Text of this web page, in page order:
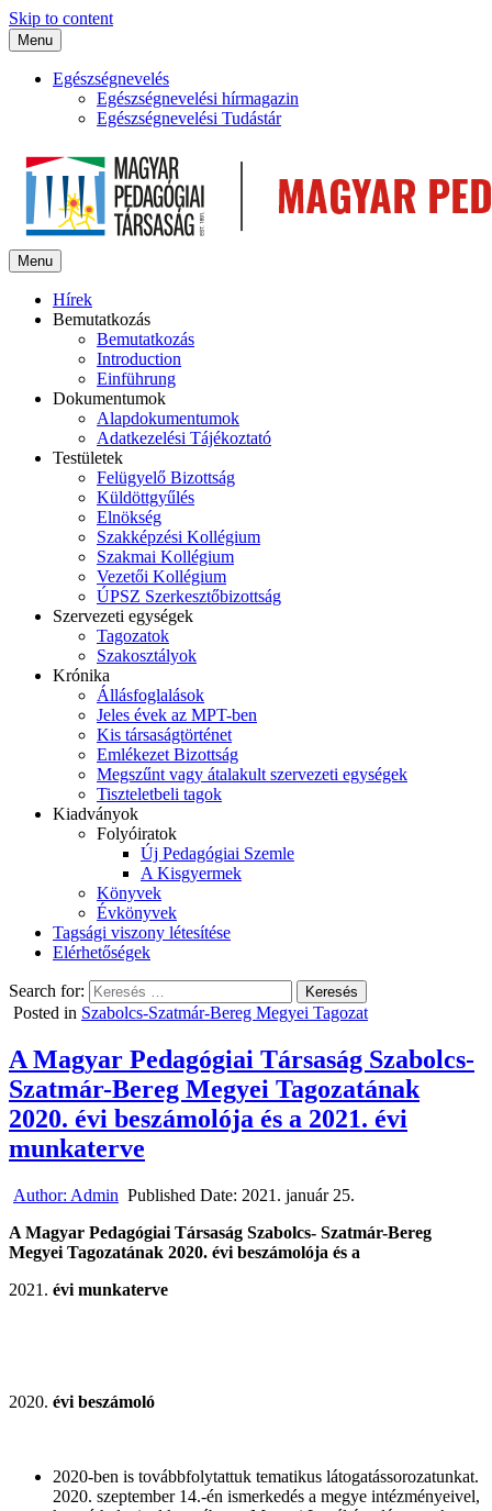
Skip to content
Menu
Egészségnevelés
Egészségnevelési hírmagazin
Egészségnevelési Tudástár
Menu
Hírek
Bemutatkozás
Bemutatkozás
Introduction
Einführung
Dokumentumok
Alapdokumentumok
Adatkezelési Tájékoztató
Testületek
Felügyelő Bizottság
Küldöttgyűlés
Elnökség
Szakképzési Kollégium
Szakmai Kollégium
Vezetői Kollégium
ÚPSZ Szerkesztőbizottság
Szervezeti egységek
Tagozatok
Szakosztályok
Krónika
Állásfoglalások
Jeles évek az MPT-ben
Kis társaságtörténet
Emlékezet Bizottság
Megszűnt vagy átalakult szervezeti egységek
Tiszteletbeli tagok
Kiadványok
Folyóiratok
Új Pedagógiai Szemle
A Kisgyermek
Könyvek
Évkönyvek
Tagsági viszony létesítése
Elérhetőségek
Search for:
Posted in Szabolcs-Szatmár-Bereg Megyei Tagozat
A Magyar Pedagógiai Társaság Szabolcs-
Szatmár-Bereg Megyei Tagozatának
2020. évi beszámolója és a 2021. évi
munkaterve
Author: Admin Published Date: 2021. január 25.
A Magyar Pedagógiai Társaság Szabolcs- Szatmár-Bereg
Megyei Tagozatának 2020. évi beszámolója és a
évi munkaterve
évi beszámoló
2020-ben is továbbfolytattuk tematikus látogatássorozatunkat.
2020. szeptember 14.-én ismerkedés a megye intézményeivel,